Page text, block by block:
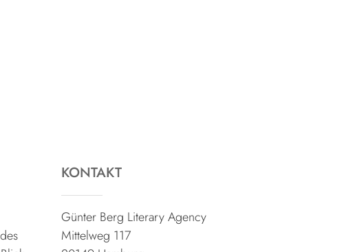
KONTAKT
Günter Berg Literary Agency
Mittelweg 117